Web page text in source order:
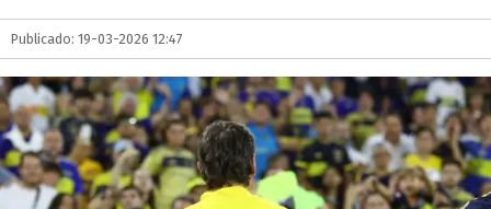
Publicado: 19-03-2026 12:47